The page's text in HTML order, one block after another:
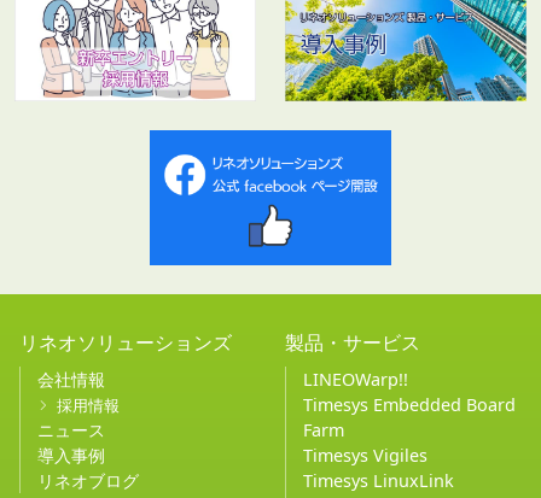
リネオソリューションズ
会社情報
採用情報
ニュース
導入事例
リネオブログ
製品・サービス
LINEOWarp!!
Timesys Embedded Board
Farm
Timesys Vigiles
Timesys LinuxLink